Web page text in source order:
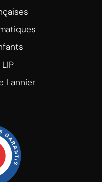
Lannier